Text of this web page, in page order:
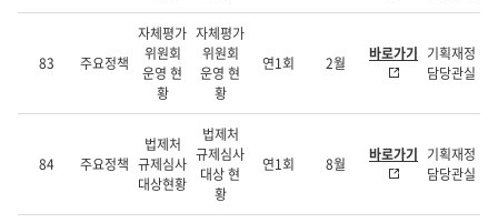
83 주요정책
자체평가
위원회
운영 현
황
자체평가
위원회
운영 현
황
연1회 2월 바로가기 기획재정
담당관실
84 주요정책
법제처
규제심사
대상현황
법제처
규제심사
대상 현
황
연1회 8월 바로가기 기획재정
담당관실